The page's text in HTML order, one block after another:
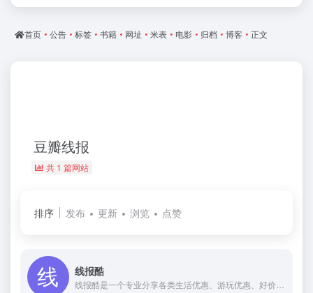
首页 • 公告 • 标签 • 书籍 • 网址 • 米表 • 电影 • 归档 • 博客 • 正文
豆瓣线报
共 1 篇网站
排序 发布 更新 浏览 点赞
线报酷